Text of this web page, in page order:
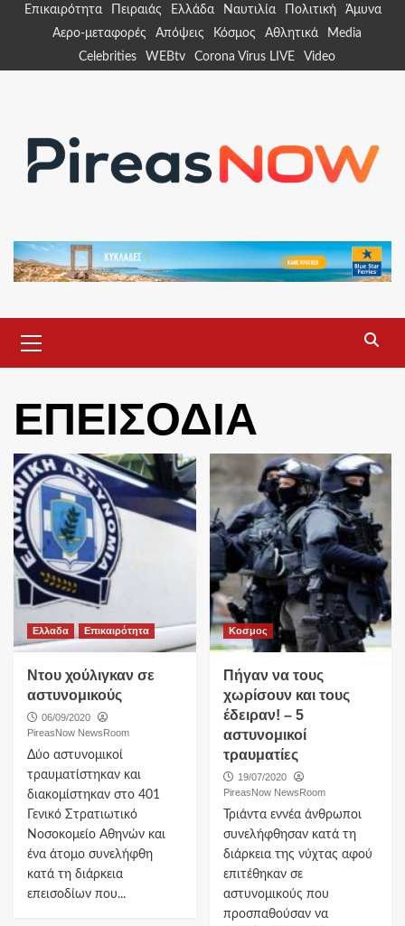
Επικαιρότητα Πειραιάς Ελλάδα Ναυτιλία Πολιτική
Άμυνα
Αερο-μεταφορές
Απόψεις Κόσμος Αθλητικά
Media
Celebrities
WEBtv Corona Virus LIVE Video
Menu
ΕΠΕΙΣΟΔΙΑ
Ελλαδα Επικαιρότητα
Ντου χούλιγκαν σε
αστυνομικούς
06/09/2020
PireasNow NewsRoom
Δύο αστυνομικοί
τραυματίστηκαν και
διακομίστηκαν στο 401
Γενικό Στρατιωτικό
Νοσοκομείο Αθηνών και
ένα άτομο συνελήφθη
κατά τη διάρκεια
επεισοδίων που...
Κοσμος
Πήγαν να τους
χωρίσουν και τους
έδειραν! – 5
αστυνομικοί
τραυματίες
19/07/2020
PireasNow NewsRoom
Τριάντα εννέα άνθρωποι
συνελήφθησαν κατά τη
διάρκεια της νύχτας αφού
επιτέθηκαν σε
αστυνομικούς που
προσπαθούσαν να